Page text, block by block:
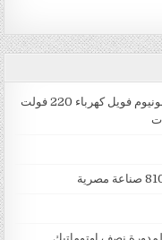
فيديو شرح آلة لحام سطح عبوات جل بطبات ألمونيوم فويل كهرباء 220 فولت